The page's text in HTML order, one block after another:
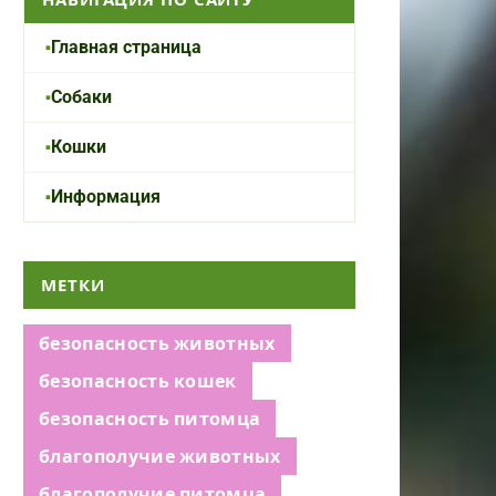
Главная страница
Собаки
Кошки
Информация
МЕТКИ
безопасность животных
безопасность кошек
безопасность питомца
благополучие животных